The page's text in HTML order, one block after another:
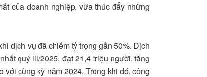
của doanh nghiệp, vừa thúc đẩy những
dịch vụ đã chiếm tỷ trọng gần 50%. Dịch
quý III/2025, đạt 21,4 triệu người, tăng
cùng kỳ năm 2024. Trong khi đó, công